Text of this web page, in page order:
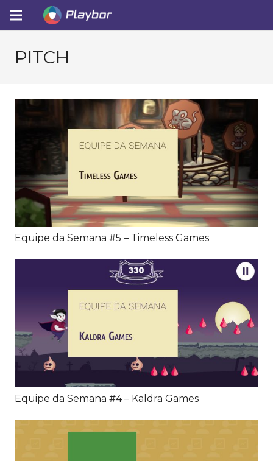
PITCH
Equipe da Semana #5 – Timeless Games
Equipe da Semana #4 – Kaldra Games